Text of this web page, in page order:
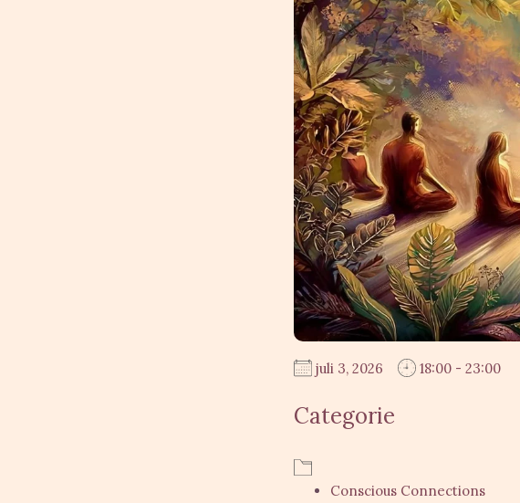
juli 3, 2026 18:00 - 23:00
Download ICSGoogle Calendar
iCalendarOffice 365
Conscious Connections